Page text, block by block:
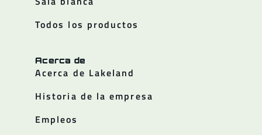
Todos los productos
Acerca de
Acerca de Lakeland
Historia de la empresa
Empleos